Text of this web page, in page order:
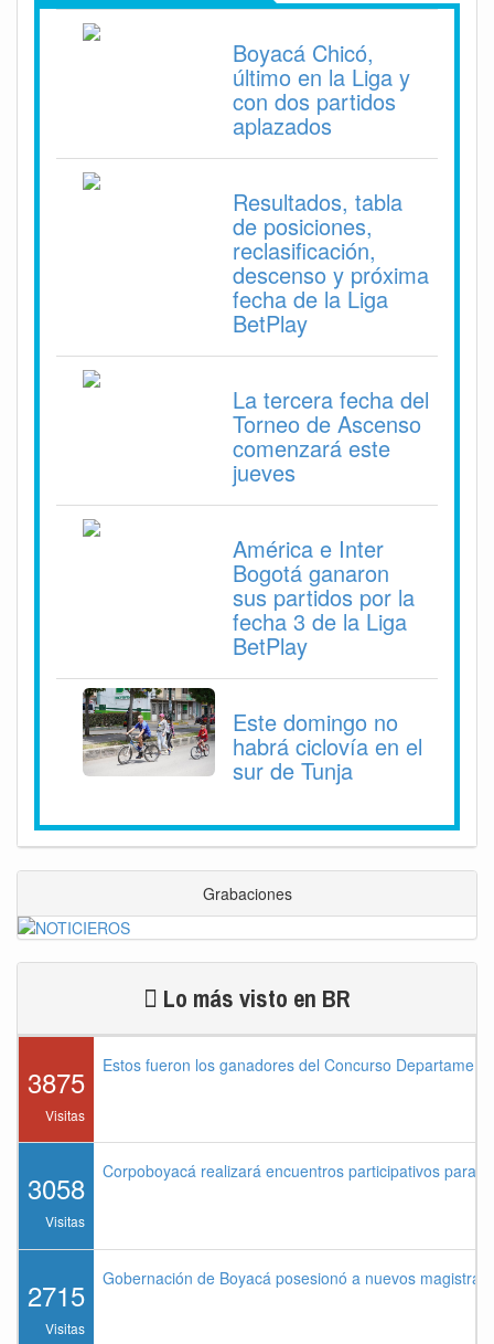
Boyacá Chicó,
último en la Liga y
con dos partidos
aplazados
Resultados, tabla
de posiciones,
reclasificación,
descenso y próxima
fecha de la Liga
BetPlay
La tercera fecha del
Torneo de Ascenso
comenzará este
jueves
América e Inter
Bogotá ganaron
sus partidos por la
fecha 3 de la Liga
BetPlay
Este domingo no
habrá ciclovía en el
sur de Tunja
Grabaciones
Lo más visto en BR
3875
Visitas
Estos fueron los ganadores del Concurso
3058
Visitas
Corpoboyacá realizará encuentros participativos para
2715
Visitas
Gobernación de Boyacá posesionó a nuevos